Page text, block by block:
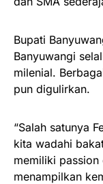
Bupati
Banyuwangi
milenial.
pun digulirkan.
“Salah satunya
kita wadahi
memiliki
menampilkan